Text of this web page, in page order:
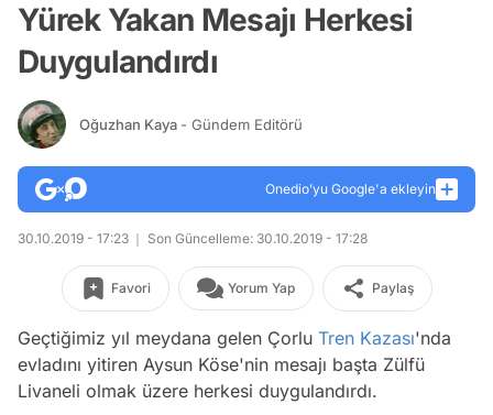
Yürek Yakan Mesajı Herkesi
Duygulandırdı
Oğuzhan Kaya - Gündem Editörü
Onedio’yu Google'a ekleyin
30.10.2019 - 17:23 Son Güncelleme: 30.10.2019 - 17:28
Favori Yorum Yap Paylaş
Geçtiğimiz yıl meydana gelen Çorlu Tren Kazası'nda
evladını yitiren Aysun Köse'nin mesajı başta Zülfü
Livaneli olmak üzere herkesi duygulandırdı.